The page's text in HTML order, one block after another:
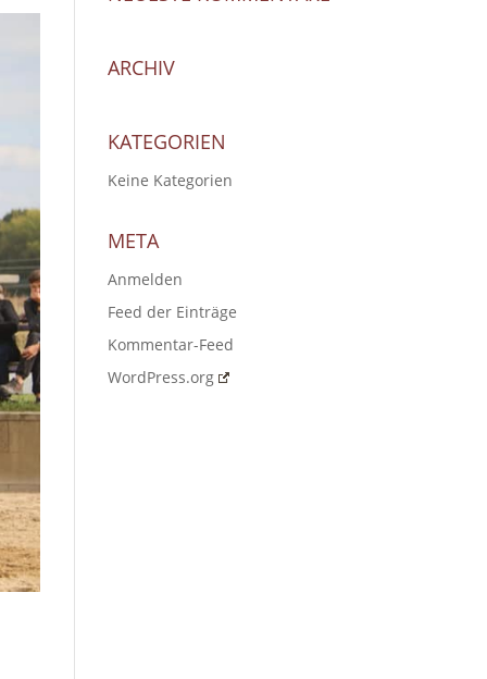
ARCHIV
KATEGORIEN
Keine Kategorien
META
Anmelden
Feed der Einträge
Kommentar-Feed
WordPress.org